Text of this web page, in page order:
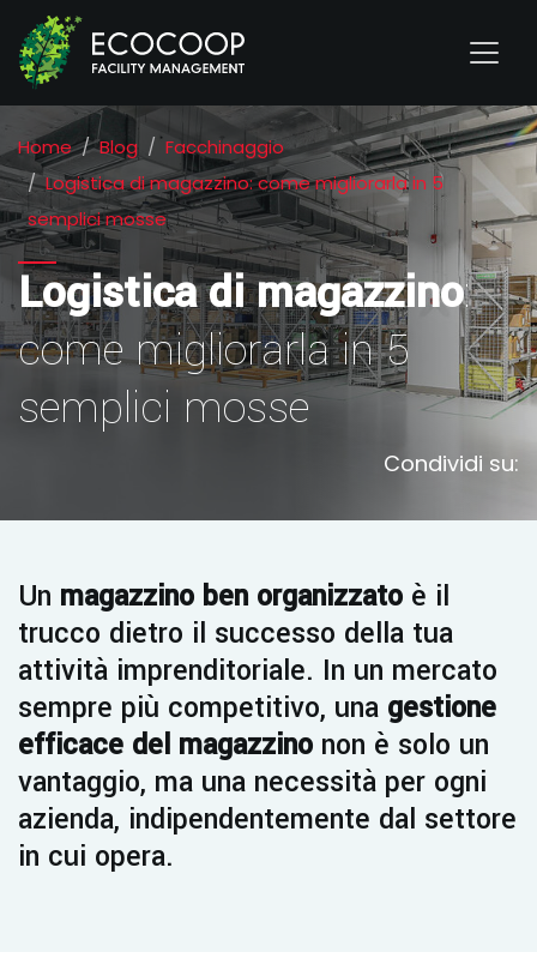
Home Blog
Facchinaggio
Logistica di magazzino: come migliorarla in 5
semplici mosse
Logistica di magazzino:
come migliorarla in 5
semplici mosse
Condividi su:
Un magazzino ben organizzato è il
trucco dietro il successo della tua
attività imprenditoriale. In un mercato
sempre più competitivo, una gestione
efficace del magazzino non è solo un
vantaggio, ma una necessità per ogni
azienda, indipendentemente dal settore
in cui opera.